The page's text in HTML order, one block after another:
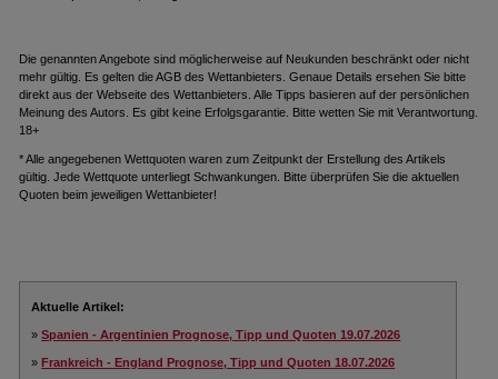
Die genannten Angebote sind möglicherweise auf Neukunden beschränkt oder nicht
mehr gültig. Es gelten die AGB des Wettanbieters. Genaue Details ersehen Sie bitte
direkt aus der Webseite des Wettanbieters. Alle Tipps basieren auf der persönlichen
Meinung des Autors. Es gibt keine Erfolgsgarantie. Bitte wetten Sie mit Verantwortung.
18+
* Alle angegebenen Wettquoten waren zum Zeitpunkt der Erstellung des Artikels
gültig. Jede Wettquote unterliegt Schwankungen. Bitte überprüfen Sie die aktuellen
Quoten beim jeweiligen Wettanbieter!
Aktuelle Artikel:
»Spanien - Argentinien Prognose, Tipp und Quoten 19.07.2026
»Frankreich - England Prognose, Tipp und Quoten 18.07.2026